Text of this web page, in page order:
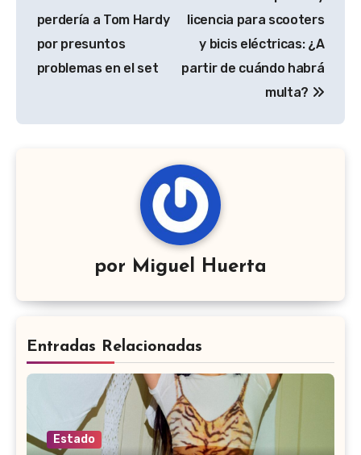
de
entradas
perdería a Tom Hardy
por presuntos
problemas en el set
licencia para scooters
y bicis eléctricas: ¿A
partir de cuándo habrá
multa?
por Miguel Huerta
Entradas Relacionadas
Estado